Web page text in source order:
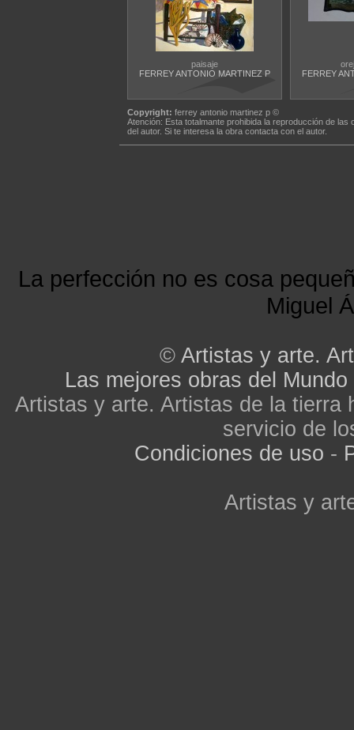
paisaje
FERREY ANTONIO MARTINEZ P
FERREY
Copyright: ferrey antonio martinez p ©
Atención: Esta totalmante prohibida la reproducción de
del autor. Si te interesa la obra contacta con el autor.
La perfección no es cosa
Miguel
© Artistas y arte.
Las mejores obras del Mundo
Artistas y arte. Artistas de la tierra
servicio de
Condiciones de uso -
Artistas y